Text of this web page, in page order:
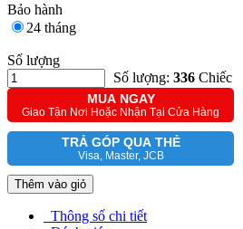
Bảo hành
24 tháng
Số lượng
Số lượng: 336 Chiếc
MUA NGAY
Giao Tận Nơi Hoặc Nhận Tại Cửa Hàng
TRẢ GÓP QUA THẺ
Visa, Master, JCB
Thêm vào giỏ
Thông số chi tiết